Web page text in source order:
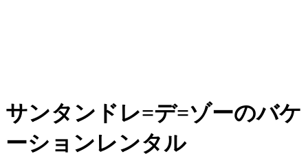
サンタンドレ=デ=ゾーのバケ
ーションレンタル